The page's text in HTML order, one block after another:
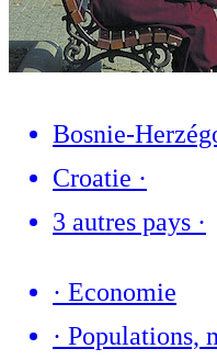
Bosnie-
Croatie ·
3 autres pays ·
· Economie
· Populations,